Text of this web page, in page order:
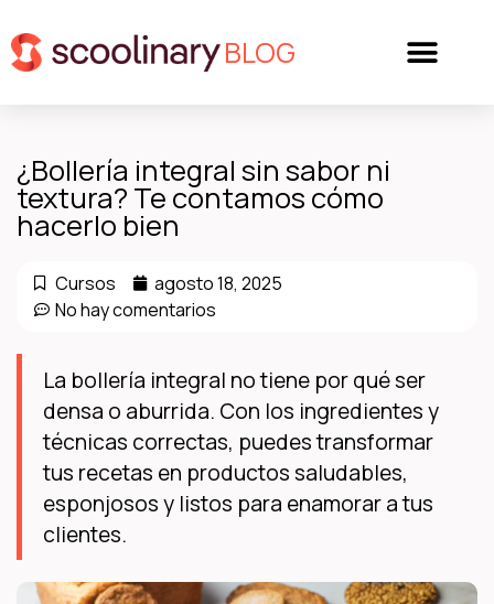
BLOG
¿Bollería integral sin sabor ni
textura? Te contamos cómo
hacerlo bien
Cursos
agosto 18, 2025
No hay comentarios
La bollería integral no tiene por qué ser
densa o aburrida. Con los ingredientes y
técnicas correctas, puedes transformar
tus recetas en productos saludables,
esponjosos y listos para enamorar a tus
clientes.